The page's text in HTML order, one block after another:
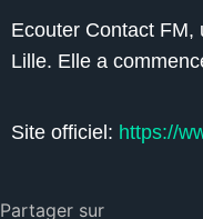
Ecouter Contact FM,
Lille. Elle a
Site officiel: https://
Partager sur